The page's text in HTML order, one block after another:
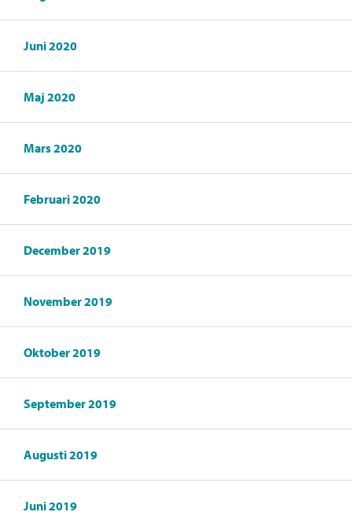
Juni 2020
Maj 2020
Mars 2020
Februari 2020
December 2019
November 2019
Oktober 2019
September 2019
Augusti 2019
Juni 2019